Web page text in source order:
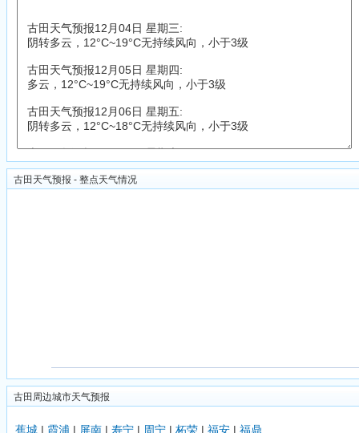
古田天气预报 - 整点天气情况
古田周边城市天气预报
蕉城 | 霞浦 | 屏南 | 寿宁 | 周宁 | 柘荣 | 福安 | 福鼎